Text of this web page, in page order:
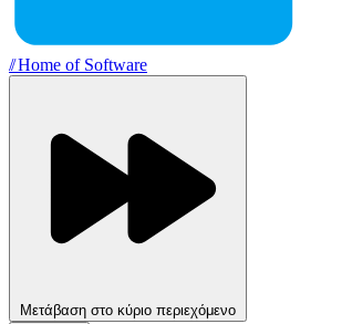
//Home of Software
Μετάβαση στο κύριο περιεχόμενο